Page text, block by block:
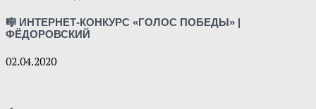
🎼 ИНТЕРНЕТ-КОНКУРС «ГОЛОС ПОБЕДЫ» |
ФЁДОРОВСКИЙ
02.04.2020